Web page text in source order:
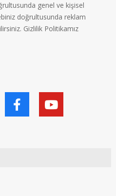
genel ve kişisel
doğrultusunda reklam
Gizlilik Politikamız